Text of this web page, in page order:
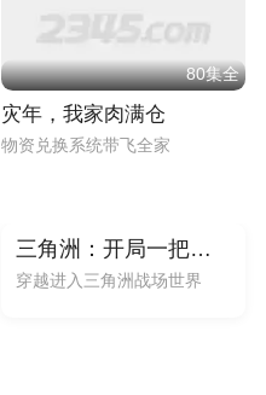
80集全
灾年，我家肉满仓
物资兑换系统带飞全家
三角洲：开局一把小刀横扫航天
穿越进入三角洲战场世界